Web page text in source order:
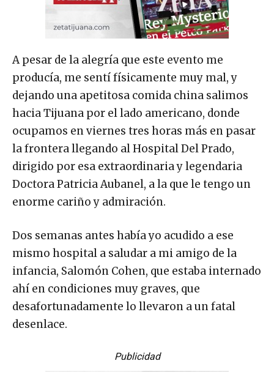
A pesar de la alegría que este evento me
producía, me sentí físicamente muy mal, y
dejando una apetitosa comida china salimos
hacia Tijuana por el lado americano, donde
ocupamos en viernes tres horas más en pasar
la frontera llegando al Hospital Del Prado,
dirigido por esa extraordinaria y legendaria
Doctora Patricia Aubanel, a la que le tengo un
enorme cariño y admiración.
Dos semanas antes había yo acudido a ese
mismo hospital a saludar a mi amigo de la
infancia, Salomón Cohen, que estaba internado
ahí en condiciones muy graves, que
desafortunadamente lo llevaron a un fatal
desenlace.
Publicidad